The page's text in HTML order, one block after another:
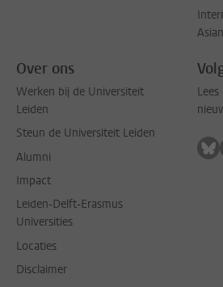
Over ons
Werken bij de Universiteit
Leiden
Steun de Universiteit Leiden
Alumni
Impact
Leiden-Delft-Erasmus
Universities
Locaties
Disclaimer